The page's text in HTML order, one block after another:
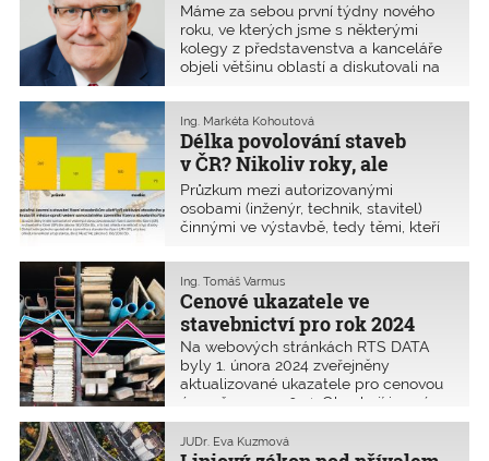
Máme za sebou první týdny nového
roku, ve kterých jsme s některými
kolegy z představenstva a kanceláře
objeli většinu oblastí a diskutovali na
problémy a nové skutečnosti, které
nás zejména se startem nového
stavebního zákona v polovi
Délka povolování staveb
v ČR? Nikoliv roky, ale
měsíce, ukázal průzkum
Inženýrské komory
Ing. Markéta Kohoutová
Průzkum mezi autorizovanými
osobami (inženýr, technik, stavitel)
činnými ve výstavbě, tedy těmi, kteří
byl realizován na konci ledna 2024.
Jedná se o jedinečné údaje, žádný jiný
průzkum či statistika ohledně délky
povolovacích řízení v ČR totiž podle
našich údajů neexistuje. Anketa
potvrdila dlouhodobě opakovaný
názor ČKAIT, že je škoda, že se před
zahájením velké rekodifikace
dopad předchozí poslední velké
Cenové ukazatele ve
stavebnictví pro rok 2024
Ing. Tomáš Varmus
Na webových stránkách RTS DATA
byly 1. února 2024 zveřejněny
aktualizované ukazatele pro cenovou
úroveň v roce 2024. Obsahují i nové
a upravené položky. Například
u staveb pro bydlení jsou letos
předpokládané stavební náklady
JUDr. Eva Kuzmová